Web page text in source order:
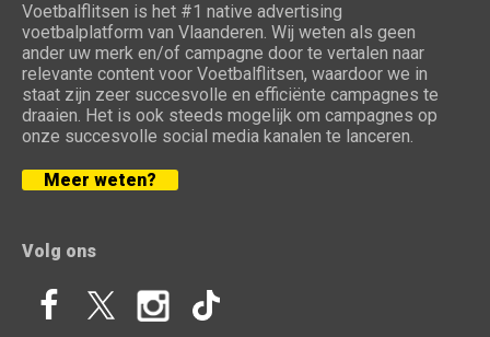
Voetbalflitsen is het #1 native advertising
voetbalplatform van Vlaanderen. Wij weten als geen
ander uw merk en/of campagne door te vertalen naar
relevante content voor Voetbalflitsen, waardoor we in
staat zijn zeer succesvolle en efficiënte campagnes te
draaien. Het is ook steeds mogelijk om campagnes op
onze succesvolle social media kanalen te lanceren.
Meer weten?
Volg ons